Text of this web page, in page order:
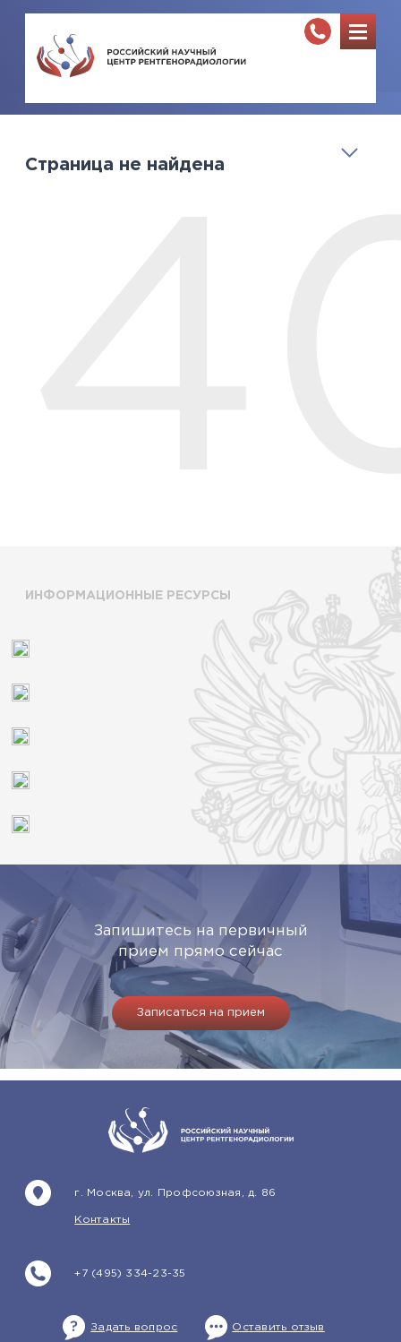
Страница не найдена
ИНФОРМАЦИОННЫЕ РЕСУРСЫ
Запишитесь на первичный
прием прямо сейчас
Записаться на прием
+7 (495) 334-23-35
г. Москва, ул. Профсоюзная, д. 86
Контакты
Задать вопрос Оставить отзыв